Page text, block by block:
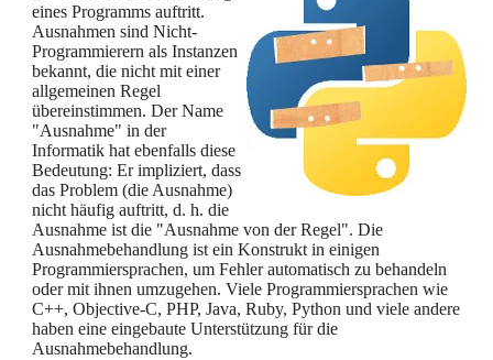
eines Programms auftritt.
Ausnahmen sind Nicht-
Programmierern als Instanzen
bekannt, die nicht mit einer
allgemeinen Regel
übereinstimmen. Der Name
"Ausnahme" in der
Informatik hat ebenfalls diese
Bedeutung: Er impliziert, dass
das Problem (die Ausnahme)
nicht häufig auftritt, d. h. die
Ausnahme ist die "Ausnahme von der Regel". Die
Ausnahmebehandlung ist ein Konstrukt in einigen
Programmiersprachen, um Fehler automatisch zu behandeln
oder mit ihnen umzugehen. Viele Programmiersprachen wie
C++, Objective-C, PHP, Java, Ruby, Python und viele andere
haben eine eingebaute Unterstützung für die
Ausnahmebehandlung.